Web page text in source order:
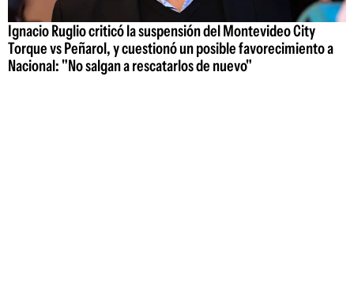
Ignacio Ruglio criticó la suspensión del Montevideo City
Torque vs Peñarol, y cuestionó un posible favorecimiento a
Nacional: "No salgan a rescatarlos de nuevo"